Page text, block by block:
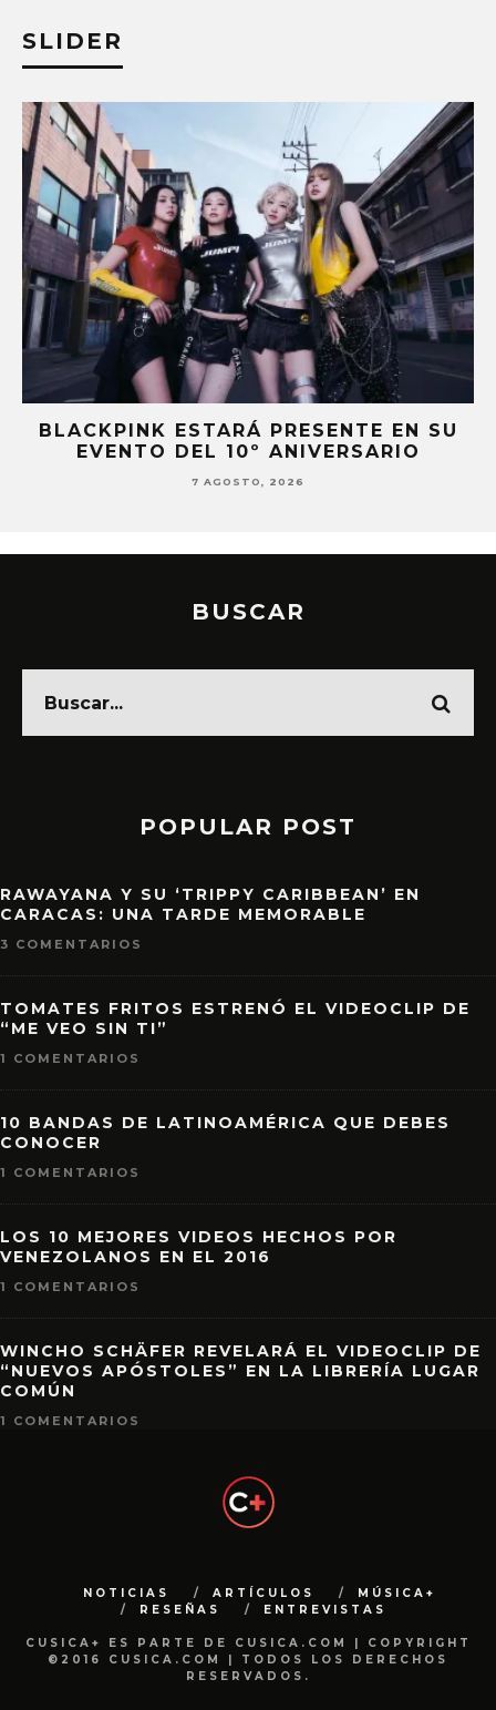
SLIDER
BLACKPINK ESTARÁ PRESENTE EN SU
EVENTO DEL 10º ANIVERSARIO
7 AGOSTO, 2026
BUSCAR
POPULAR POST
RAWAYANA Y SU ‘TRIPPY CARIBBEAN’ EN
CARACAS: UNA TARDE MEMORABLE
3 COMENTARIOS
TOMATES FRITOS ESTRENÓ EL VIDEOCLIP DE
“ME VEO SIN TI”
1 COMENTARIOS
10 BANDAS DE LATINOAMÉRICA QUE DEBES
CONOCER
1 COMENTARIOS
LOS 10 MEJORES VIDEOS HECHOS POR
VENEZOLANOS EN EL 2016
1 COMENTARIOS
WINCHO SCHÄFER REVELARÁ EL VIDEOCLIP DE
“NUEVOS APÓSTOLES” EN LA LIBRERÍA LUGAR
COMÚN
1 COMENTARIOS
NOTICIAS ARTÍCULOS
MÚSICA+
RESEÑAS
ENTREVISTAS
CUSICA+ ES PARTE DE CUSICA.COM | COPYRIGHT
©2016 CUSICA.COM | TODOS LOS DERECHOS
RESERVADOS.